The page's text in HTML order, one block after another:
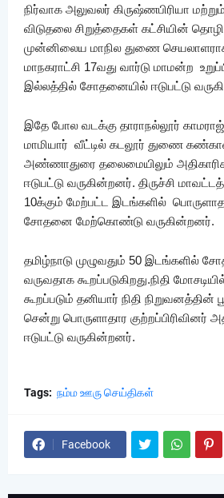
நிர்வாக அலுவலர் கிருஷ்ணபிரியா
விடுதலை சிறுத்தைகள் கட்சியின்
முன்னிலைய மாநில துணை
மாநகராட்சி 17வது வார்டு மாமன்ற
இல்லத்தில் சோதனையில் ஈடுபட்டு
இதே போல வடக்கு தாராநல்லூர்
மாமியார் வீட்டில் கடலூர் துணை
அண்ணாதுரை தலைமையிலும்
ஈடுபட்டு வருகின்றனர். திருச்சி
10க்கும் மேற்பட்ட இடங்களில்
சோதனை மேற்கொண்டு வருகின்றனர்.
தமிழ்நாடு முழுவதும் 50 இடங்களில்
வருவதாக கூறப்படுகிறது.நிதி
கூறப்படும் தனியார் நிதி
சென்று பொருளாதார குற்றப்பிரிவினர்
ஈடுபட்டு வருகின்றனர்.
Tags: நம்ம ஊரு செய்திகள்
Facebook